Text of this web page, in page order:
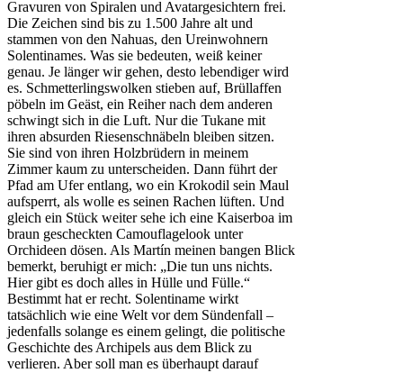
Gravuren von Spiralen und Avatargesichtern frei.
Die Zeichen sind bis zu 1.500 Jahre alt und
stammen von den Nahuas, den Ureinwohnern
Solentinames. Was sie bedeuten, weiß keiner
genau. Je länger wir gehen, desto lebendiger wird
es. Schmetterlingswolken stieben auf, Brüllaffen
pöbeln im Geäst, ein Reiher nach dem anderen
schwingt sich in die Luft. Nur die Tukane mit
ihren absurden Riesenschnäbeln bleiben sitzen.
Sie sind von ihren Holzbrüdern in meinem
Zimmer kaum zu unterscheiden. Dann führt der
Pfad am Ufer entlang, wo ein Krokodil sein Maul
aufsperrt, als wolle es seinen Rachen lüften. Und
gleich ein Stück weiter sehe ich eine Kaiserboa im
braun gescheckten Camouflagelook unter
Orchideen dösen. Als Martín meinen bangen Blick
bemerkt, beruhigt er mich: „Die tun uns nichts.
Hier gibt es doch alles in Hülle und Fülle.“
Bestimmt hat er recht. Solentiname wirkt
tatsächlich wie eine Welt vor dem Sündenfall –
jedenfalls solange es einem gelingt, die politische
Geschichte des Archipels aus dem Blick zu
verlieren. Aber soll man es überhaupt darauf